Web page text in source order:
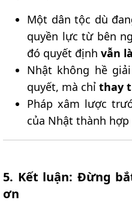
Một dân tộc dù
quyền lực từ bên
đó quyết định vẫn
Nhật không hề
quyết, mà chỉ thay
Pháp xâm lược
của Nhật thành
5. Kết luận: Đừng
ơn